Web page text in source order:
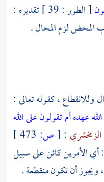
[ الطور : 39 ] تقديره :
المحض لزم المحال .
وللانقطاع ، كقوله تعالى :
عهده أم تقولون على الله
الزمخشري :
[ص:
أي الأمرين كائن على سبيل
ويجوز أن تكون منقطعة .